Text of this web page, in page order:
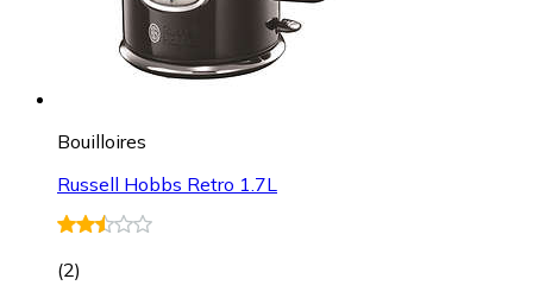
Bouilloires
Russell Hobbs Retro 1.7L
(2)